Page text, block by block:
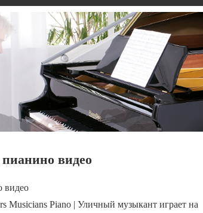
видео
видео
Musicians Piano | Уличный музыкант играет на